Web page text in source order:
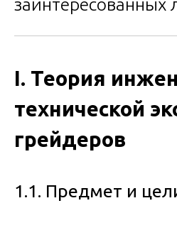
заинтересованных
I. Теория
технической
грейдеров
1.1. Предмет и